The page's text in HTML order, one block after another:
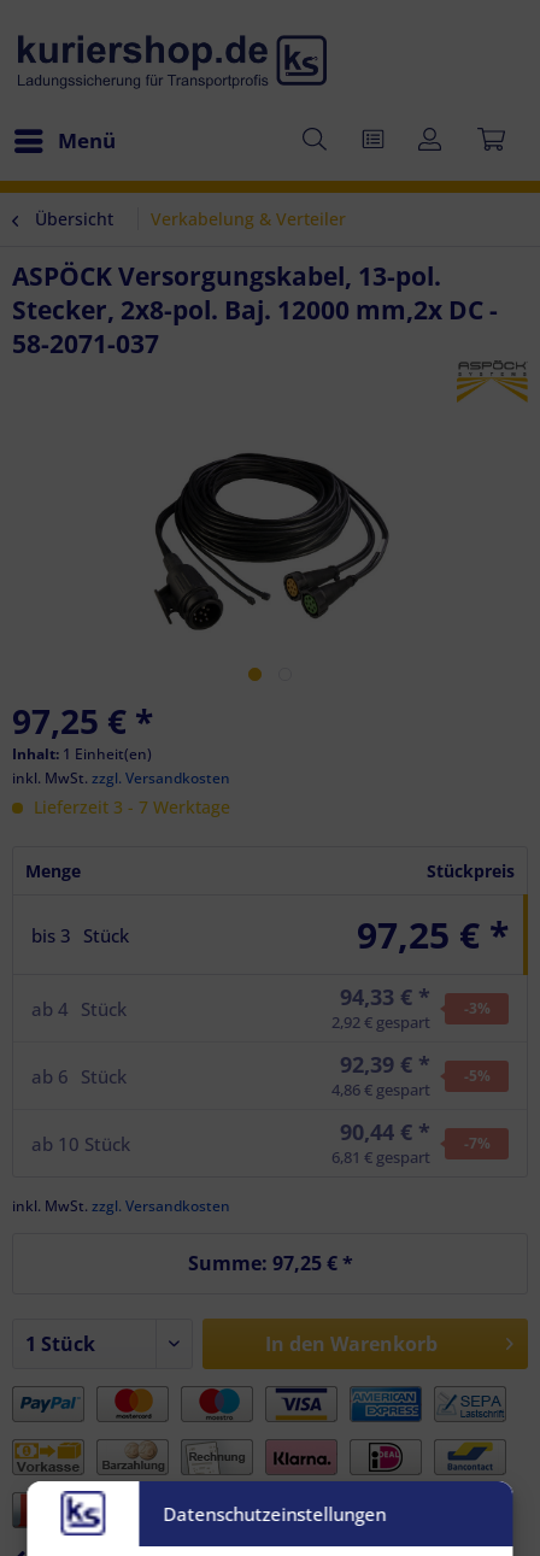
Menü
Übersicht Verkabelung & Verteiler
ASPÖCK Versorgungskabel, 13-pol.
Stecker, 2x8-pol. Baj. 12000 mm,2x DC -
58-2071-037
97,25 € *
Inhalt: 1 Einheit(en)
inkl. MwSt. zzgl. Versandkosten
Lieferzeit 3 - 7 Werktage
Menge Stückpreis
bis 3 Stück 97,25 € *
ab 4 Stück 94,33 € *
2,92 € gespart
-3%
ab 6 Stück 92,39 € *
4,86 € gespart
-5%
ab 10 Stück 90,44 € *
6,81 € gespart
-7%
inkl. MwSt. zzgl. Versandkosten
Summe: 97,25 €*
In den Warenkorb
Datenschutzeinstellungen